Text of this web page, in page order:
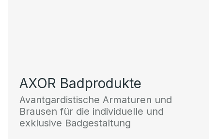
AXOR Badprodukte
Avantgardistische Armaturen und
Brausen für die individuelle und
exklusive Badgestaltung